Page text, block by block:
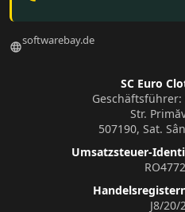
languagesoftwarebay.de
SC Euro
Geschäftsführer:
Str.
507190, Sat.
Umsatzsteuer-
J8/20/